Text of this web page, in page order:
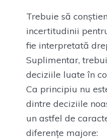
Trebuie să
incertitudinii
fie interpretată
Suplimentar,
deciziile luate în
Ca principiu nu
dintre deciziile
un astfel de
diferențe majore: